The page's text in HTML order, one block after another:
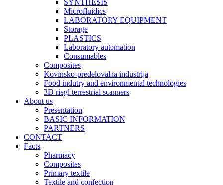
SYNTHESIS
Microfluidics
LABORATORY EQUIPMENT
Storage
PLASTICS
Laboratory automation
Consumables
Composites
Kovinsko-predelovalna industrija
Food indutry and environmental technologies
3D riegl terrestrial scanners
About us
Presentation
BASIC INFORMATION
PARTNERS
CONTACT
Facts
Pharmacy
Composites
Primary textile
Textile and confection